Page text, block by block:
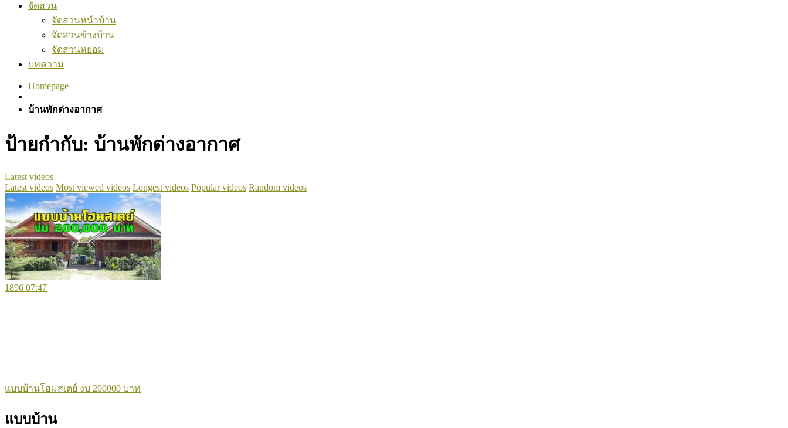
จัดสวน
จัดสวนหน้าบ้าน
จัดสวนข้างบ้าน
จัดสวนหย่อม
บทความ
Homepage
บ้านพักต่างอากาศ
ป้ายกำกับ: บ้านพักต่างอากาศ
Latest videos
Latest videos Most viewed videos Longest videos Popular videos Random videos
1896 07:47
แบบบ้านโฮมสเตย์ งบ 200000 บาท
แบบบ้าน